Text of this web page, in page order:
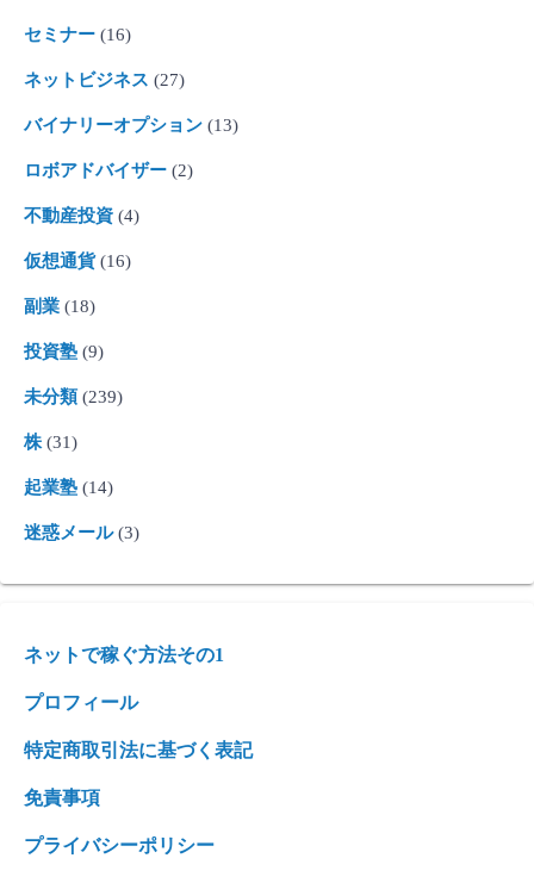
セミナー (16)
ネットビジネス (27)
バイナリーオプション (13)
ロボアドバイザー (2)
不動産投資 (4)
仮想通貨(16)
副業 (18)
投資塾 (9)
未分類 (239)
株 (31)
起業塾 (14)
迷惑メール(3)
ネットで稼ぐ方法その1
プロフィール
特定商取引法に基づく表記
免責事項
プライバシーポリシー